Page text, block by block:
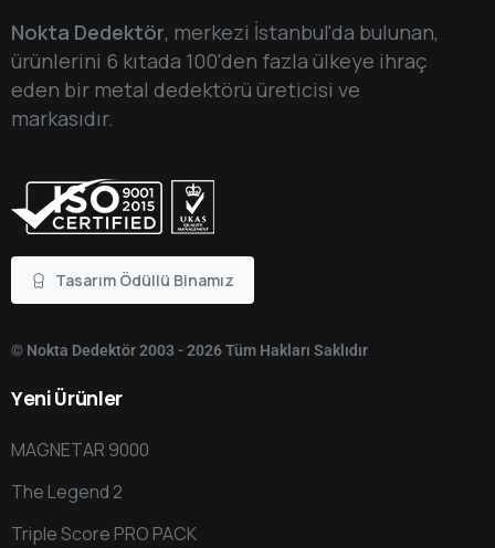
Nokta Dedektör, merkezi İstanbul'da bulunan,
ürünlerini 6 kıtada 100'den fazla ülkeye ihraç
eden bir metal dedektörü üreticisi ve
markasıdır.
Tasarım Ödüllü Binamız
© Nokta Dedektör 2003 - 2026 Tüm Hakları Saklıdır
YeniÜrünler
MAGNETAR 9000
The Legend 2
Triple Score PRO PACK